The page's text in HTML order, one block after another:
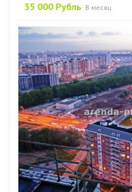
35 000 Рубль В месяц